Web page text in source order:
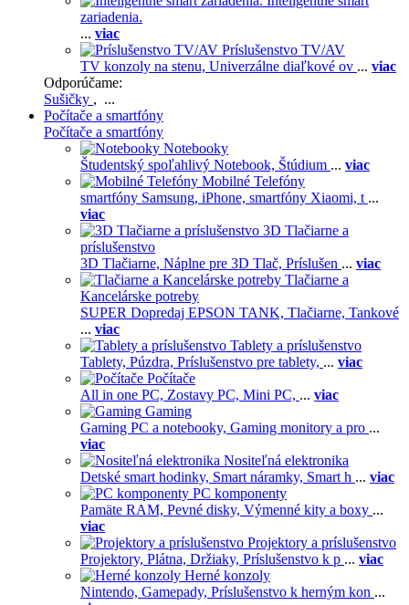
zariadenia.
... viac
Príslušenstvo TV/AV
TV konzoly na stenu, Univerzálne diaľkové ov ... viac
Odporúčame:
Sušičky , ...
Počítače a smartfóny
Počítače a smartfóny
Notebooky
Študentský spoľahlivý Notebook, Štúdium ... viac
Mobilné Telefóny
smartfóny Samsung, iPhone, smartfóny Xiaomi, t ...
viac
3D Tlačiarne a
príslušenstvo
3D Tlačiarne, Náplne pre 3D Tlač, Príslušen ... viac
Tlačiarne a
Kancelárske potreby
SUPER Dopredaj EPSON TANK, Tlačiarne, Tankové
... viac
Tablety a príslušenstvo
Tablety, Púzdra, Príslušenstvo pre tablety, ... viac
Počítače
All in one PC, Zostavy PC, Mini PC, ... viac
Gaming
Gaming PC a notebooky, Gaming monitory a pro ...
viac
Nositeľná elektronika
Detské smart hodinky, Smart náramky, Smart h ... viac
PC komponenty
Pamäte RAM, Pevné disky, Výmenné kity a boxy ...
viac
Projektory a príslušenstvo
Projektory, Plátna, Držiaky, Príslušenstvo k p ... viac
Herné konzoly
Nintendo, Gamepady, Príslušenstvo k herným kon ...